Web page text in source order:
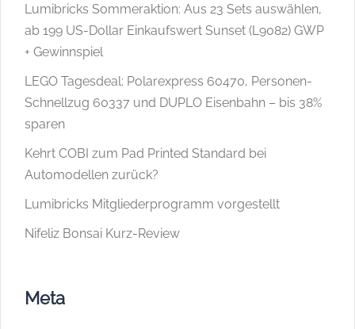
Lumibricks Sommeraktion: Aus 23 Sets auswählen,
ab 199 US-Dollar Einkaufswert Sunset (L9082) GWP
+ Gewinnspiel
LEGO Tagesdeal: Polarexpress 60470, Personen-
Schnellzug 60337 und DUPLO Eisenbahn – bis 38%
sparen
Kehrt COBI zum Pad Printed Standard bei
Automodellen zurück?
Lumibricks Mitgliederprogramm vorgestellt
Nifeliz Bonsai Kurz-Review
Meta